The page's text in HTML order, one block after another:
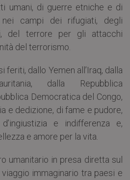
umani, di guerre etniche e di
campi dei rifugiati, degli
del terrore per gli attacchi
del terrorismo.
feriti, dallo Yemen all’Iraq, dalla
dalla Repubblica
Democratica del Congo,
e dedizione, di fame e pudore,
e indifferenza e,
e amore per la vita.
umanitario in presa diretta sul
immaginario tra paesi e